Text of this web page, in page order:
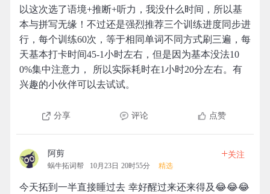
以这次选了语境+推断+听力，我没什么时间，所以基
本与拼写无缘！不过还是强烈推荐三个训练进度同步进
行，每个训练60次，等于相同单词不同方式刷三遍，每
天基本打卡时间45-1小时左右，但是因为基本没法10
0%集中注意力， 所以实际耗时在1小时20分左右。有
兴趣的小伙伴可以去试试。
分享 评论 点赞
阿剪
蜗牛拓词帮 10月23日 20时55分 精选
+关注
今天拓到一半直接睡过去 幸好醒过来还来得及😂😂😂